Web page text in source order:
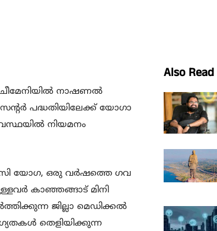
നാഷണല്‍
പദ്ധതിയിലേക്ക് യോഗാ
നിയമനം
യോഗ, ഒരു വര്‍ഷത്തെ ഗവ
കാഞ്ഞങ്ങാട് മിനി
ജില്ലാ മെഡിക്കല്‍
തെളിയിക്കുന്ന
Also Read